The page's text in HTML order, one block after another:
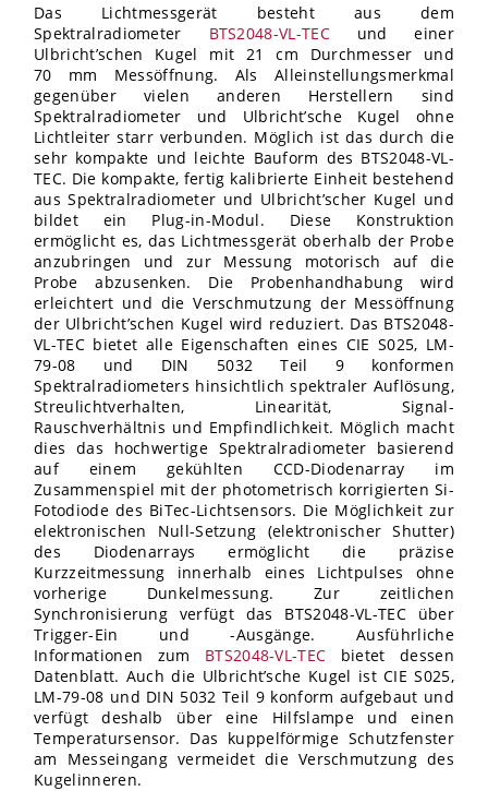
Das Lichtmessgerät besteht aus dem
Spektralradiometer BTS2048-VL-TECund einer
Ulbricht’schen Kugel mit 21
cm Durchmesser und
70
mm Messöffnung. Als Alleinstellungsmerkmal
gegenüber vielen anderen Herstellern sind
Spektralradiometer und Ulbricht’sche Kugel ohne
Lichtleiter starr verbunden. Möglich ist das durch die
sehr kompakte und leichte Bauform des BTS2048-VL-
TEC. Die kompakte, fertig kalibrierte Einheit bestehend
aus Spektralradiometer und Ulbricht’scher Kugel und
bildet ein Plug-in-Modul. Diese Konstruktion
ermöglicht es, das Lichtmessgerät oberhalb der Probe
anzubringen und zur Messung motorisch auf die
Probe abzusenken. Die Probenhandhabung wird
erleichtert und die Verschmutzung der Messöffnung
der Ulbricht’schen Kugel wird reduziert. Das BTS2048-
VL-TEC bietet alle Eigenschaften eines CIE S025, LM-
79-08 und DIN
5032 Teil
9 konformen
Spektralradiometers hinsichtlich spektraler Auflösung,
Streulichtverhalten, Linearität, Signal-
Rauschverhältnis und Empfindlichkeit. Möglich macht
dies das hochwertige Spektralradiometer basierend
auf einem gekühlten CCD-Diodenarray im
Zusammenspiel mit der photometrisch korrigierten Si-
Fotodiode des BiTec-Lichtsensors. Die Möglichkeit zur
elektronischen Null-Setzung (elektronischer Shutter)
des Diodenarrays ermöglicht die präzise
Kurzzeitmessung innerhalb eines Lichtpulses ohne
vorherige Dunkelmessung. Zur zeitlichen
Synchronisierung verfügt das BTS2048-VL-TEC über
Trigger-Ein und -Ausgänge. Ausführliche
Informationen zum BTS2048-VL-TEC bietet dessen
Datenblatt. Auch die Ulbricht’sche Kugel ist CIE S025,
LM-79-08 und DIN 5032 Teil 9 konform aufgebaut und
verfügt deshalb über eine Hilfslampe und einen
Temperatursensor. Das kuppelförmige Schutzfenster
am Messeingang vermeidet die Verschmutzung des
Kugelinneren.